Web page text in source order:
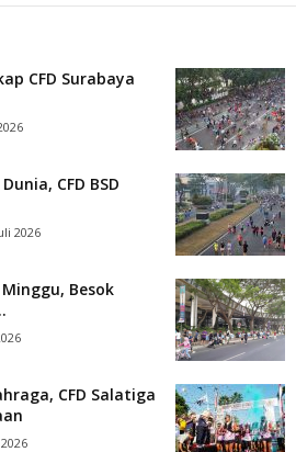
CFD Surabaya
CFD BSD
2026
Besok
CFD Salatiga